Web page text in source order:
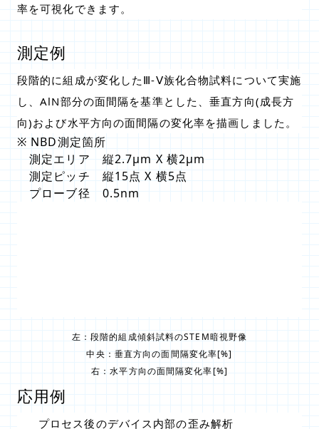
率を可視化できます。
測定例
段階的に組成が変化したⅢ-Ⅴ族化合物試料について実施
し、AlN部分の面間隔を基準とした、垂直方向(成長方
向)および水平方向の面間隔の変化率を描画しました。
※ NBD測定箇所
測定エリア 縦2.7μm X 横2μm
測定ピッチ 縦15点 X 横5点
プローブ径 0.5nm
左：段階的組成傾斜試料のSTEM暗視野像
中央：垂直方向の面間隔変化率[%]
右：水平方向の面間隔変化率[%]
応用例
プロセス後のデバイス内部の歪み解析